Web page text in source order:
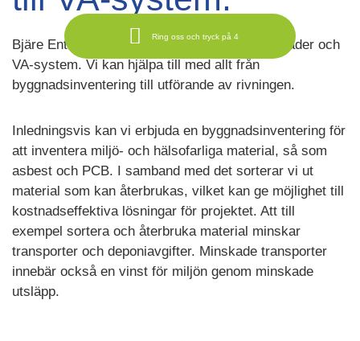
Ring oss och tryck på 4
Bjäre Entreprenad utför rivning både av byggnader och
VA-system. Vi kan hjälpa till med allt från
byggnadsinventering till utförande av rivningen.
Inledningsvis kan vi erbjuda en byggnadsinventering för
att inventera miljö- och hälsofarliga material, så som
asbest och PCB. I samband med det sorterar vi ut
material som kan återbrukas, vilket kan ge möjlighet till
kostnadseffektiva lösningar för projektet. Att till
exempel sortera och återbruka material minskar
transporter och deponiavgifter. Minskade transporter
innebär också en vinst för miljön genom minskade
utsläpp.